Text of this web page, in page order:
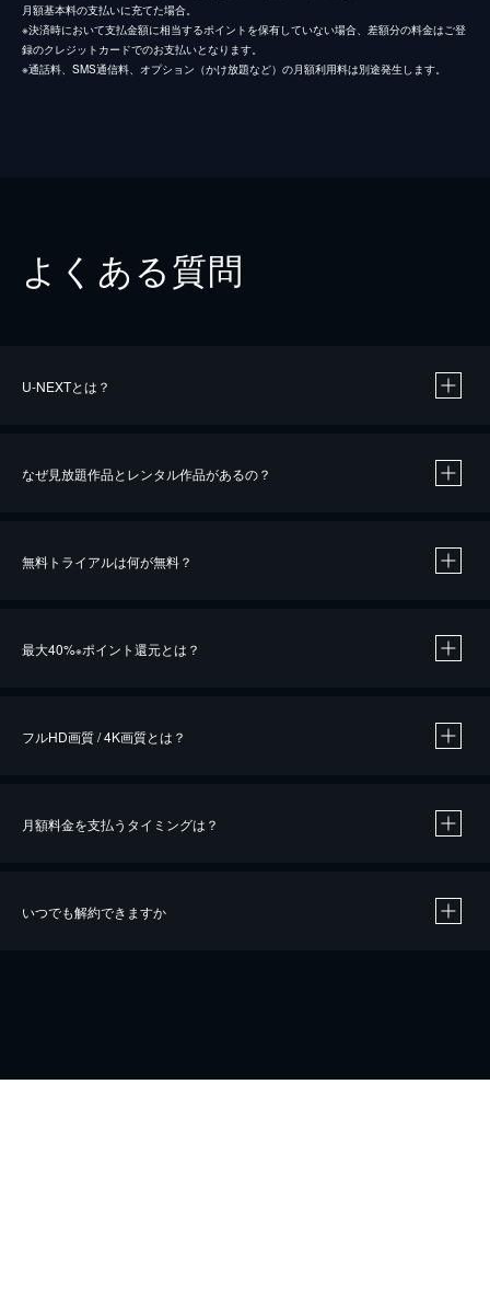
月額基本料の支払いに充てた場合。
※決済時において支払金額に相当するポイントを保有していない場合、差額分の料金はご登
録のクレジットカードでのお支払いとなります。
※通話料、SMS通信料、オプション（かけ放題など）の月額利用料は別途発生します。
よくある質問
U-NEXTとは？
なぜ見放題作品とレンタル作品があるの？
無料トライアルは何が無料？
最大40%※ポイント還元とは？
※40％ポイント還元の対象は、クレジットカード決済による作品の購入 / レンタルです。
フルHD画質 / 4K画質とは？
月額料金を支払うタイミングは？
いつでも解約できますか